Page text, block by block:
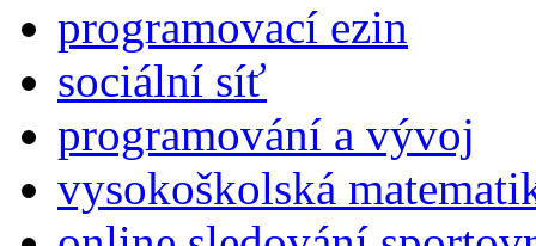
programovací ezin
sociální síť
programování a vývoj
vysokoškolská